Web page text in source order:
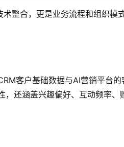
术整合，更是业务流程和组织
客户基础数据与AI营销平台
，还涵盖兴趣偏好、互动频率